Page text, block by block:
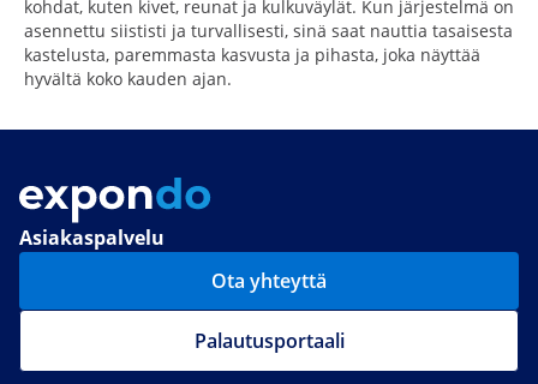
kohdat, kuten kivet, reunat ja kulkuväylät. Kun järjestelmä on
asennettu siististi ja turvallisesti, sinä saat nauttia tasaisesta
kastelusta, paremmasta kasvusta ja pihasta, joka näyttää
hyvältä koko kauden ajan.
Asiakaspalvelu
Ota yhteyttä
Palautusportaali